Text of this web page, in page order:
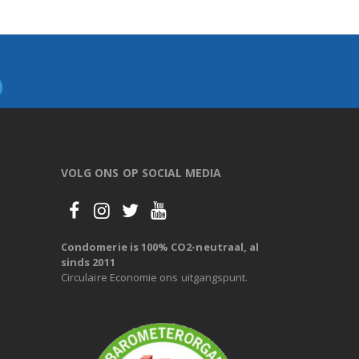
VOLG ONS OP SOCIAL MEDIA
Condomerie is 100% CO2-neutraal, al
sinds 2011
Circulaire Economie ons uitgangspunt.